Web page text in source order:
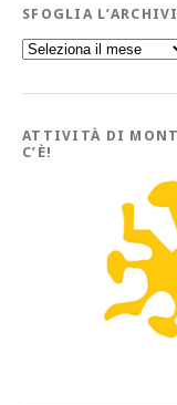
SFOGLIA
Sfoglia
l’Archivio
tutti
Articoli
ATTIVITÀ DI
C’È!